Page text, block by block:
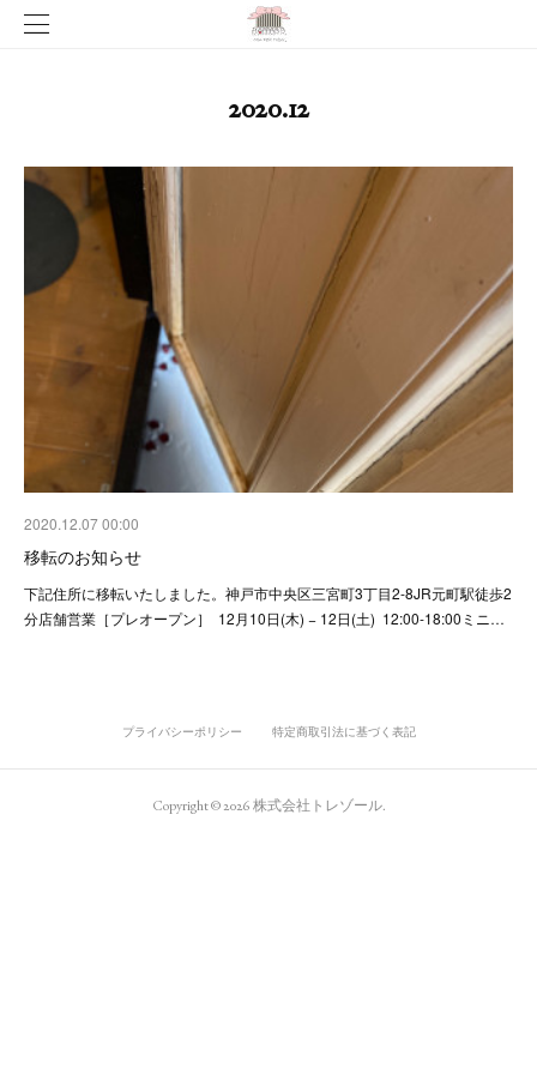
2020.12
2020.12.07 00:00
移転のお知らせ
下記住所に移転いたしました。神戸市中央区三宮町3丁目2-8JR元町駅徒歩2
分店舗営業［プレオープン］ 12月10日(木) − 12日(土) 12:00-18:00ミニ…
プライバシーポリシー 特定商取引法に基づく表記
Copyright ©2026株式会社トレゾール.